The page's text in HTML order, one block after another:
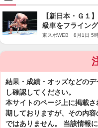
【新日本・Ｇ
級車をフライン
東スポWEB 8月1日 5
結果・成績・オッズなどの
し確認してください。
本サイトのページ上に掲載
期しておりますが、その内
ではありません。 当該情報